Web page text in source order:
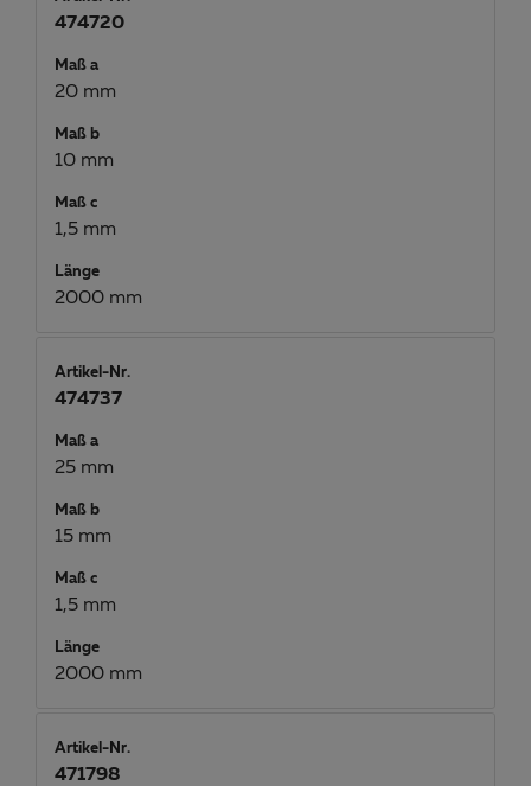
474720
Maß a
20 mm
Maß b
10 mm
Maß c
1,5 mm
Länge
2000 mm
Artikel-Nr.
474737
Maß a
25 mm
Maß b
15 mm
Maß c
1,5 mm
Länge
2000 mm
Artikel-Nr.
471798